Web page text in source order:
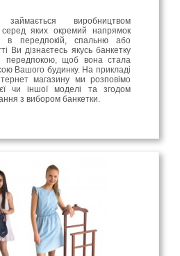
виробництвом
серед яких окремий напрямок
в передпокій, спальню або
Ви дізнаєтесь якусь банкетку
передпокою, щоб вона стала
Вашого будинку. На прикладі
магазину ми розповімо
чи іншої моделі та згодом
з вибором банкетки.